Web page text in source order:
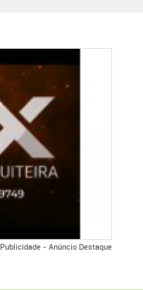
Publicidade - Anúncio Destaque